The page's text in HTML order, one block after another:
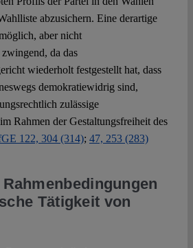
abzusichern. Eine derartige
aber nicht
da das
wiederholt festgestellt hat, dass
demokratiewidrig sind,
zulässige
Rahmen der Gestaltungsfreiheit des
122, 304 (314); 47, 253 (283)
Tätigkeit von